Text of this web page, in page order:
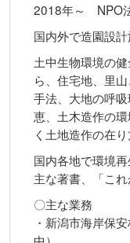
2018年～ NPO
国内外で造園設
土中生物環境の
ら、住宅地、里
手法、大地の呼
恵、土木造作の
く土地造作の在
国内各地で環境
主な著書、「こ
〇主な業務
・新潟市海岸保